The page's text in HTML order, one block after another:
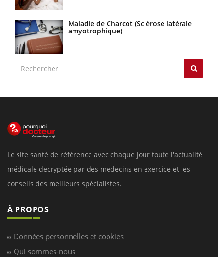
Maladie de Charcot (Sclérose latérale
amyotrophique)
Le site santé de référence avec chaque jour toute l'actualité
médicale decryptée par des médecins en exercice et les
conseils des meilleurs spécialistes.
À PROPOS
Données personnelles et cookies
Qui sommes-nous